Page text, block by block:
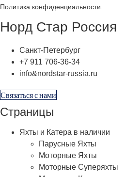
Политика конфиденциальности
Норд Стар Россия
Санкт-Петербург
+7 911 706-36-34
info&nordstar-russia.ru
Связаться с нами
Страницы
Яхты и Катера в наличии
Парусные Яхты
Моторные Яхты
Моторные Суперяхты